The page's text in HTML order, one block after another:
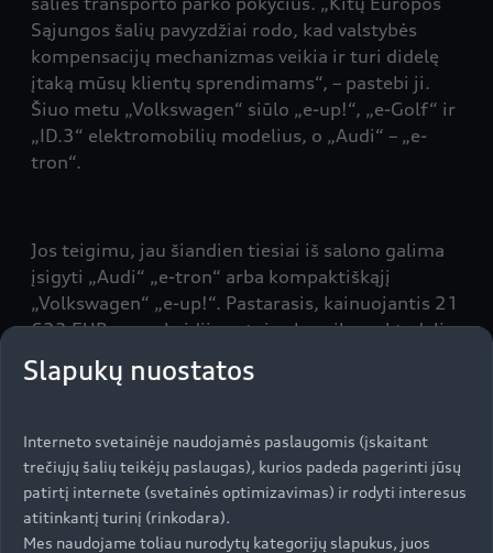
Sąjungos šalių pavyzdžiai rodo, kad valstybės
kompensacijų mechanizmas veikia ir turi didelę
įtaką mūsų klientų sprendimams“, – pastebi ji.
Šiuo metu „Volkswagen“ siūlo „e-up!“, „e-Golf“ ir
„ID.3“ elektromobilių modelius, o „Audi“ – „e-
tron“.
Jos teigimu, jau šiandien tiesiai iš salono galima
įsigyti „Audi“ „e-tron“ arba kompaktiškąjį
„Volkswagen“ „e-up!“. Pastarasis, kainuojantis 21
623 EUR, po subsidijos atpigs beveik penktadaliu
ir pirkėjui atsieis 17 623 EUR. Kitus modelius
klientai gali užsisakyti nuotoliniu būdu – jie bus
mieste Cvikau neseniai atnaujinta gamykla, kuri
yra visiškai perorientuota į elektromobilių
gamybą, tiek kiti grupės fabrikai po karantino
planuoja paleisti linijas ir patenkinti naujų
transporto priemonių paklausą. Tad dabar pats
Slapukų nuostatos
Interneto svetainėje naudojamės paslaugomis (įskaitant
trečiųjų šalių teikėjų paslaugas), kurios padeda pagerinti jūsų
patirtį internete (svetainės optimizavimas) ir rodyti interesus
atitinkantį turinį (rinkodara).
Mes naudojame toliau nurodytų kategorijų slapukus, juos